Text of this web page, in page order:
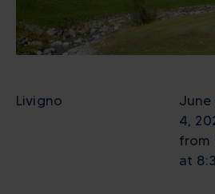
Livigno
4,
from
at